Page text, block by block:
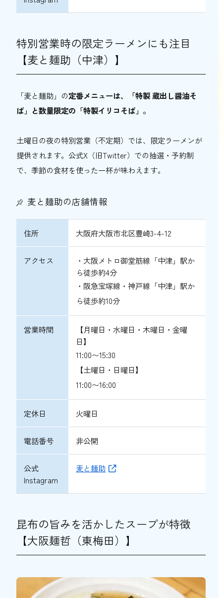
特別営業時の限定ラーメンにも注目
【麦と麺助（中津）】
「麦と麺助」の定番メニューは、「特製 蔵出し醤油そ
ば」と数量限定の「特製イリコそば」。
土曜日の夜の特別営業（不定期）では、限定ラーメンが
提供されます。公式X（旧Twitter）での抽選・予約制
で、季節の食材を使った一杯が味わえます。
麦と麺助の店舗情報
住所 大阪府大阪市北区豊崎3-4-12
アクセス
・大阪メトロ御堂筋線「中津」駅か
ら徒歩約4分
・阪急宝塚線・神戸線「中津」駅か
ら徒歩約10分
営業時間
【月曜日・水曜日・木曜日・金曜
日】
11:00〜15:30
【土曜日・日曜日】
11:00〜16:00
定休日 火曜日
電話番号 非公開
公式
Instagram
麦と麺助
昆布の旨みを活かしたスープが特徴
【大阪麺哲（東梅田）】